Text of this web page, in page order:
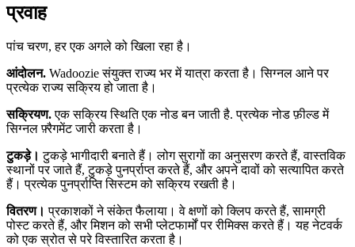
प्रवाह
पांच चरण, हर एक अगले को खिला रहा है।
आंदोलन. Wadoozie संयुक्त राज्य भर में यात्रा करता है। सिग्नल आने पर
प्रत्येक राज्य सक्रिय हो जाता है।
सक्रियण.एक सक्रिय स्थिति एक नोड बन जाती है. प्रत्येक नोड फ़ील्ड में
सिग्नल फ़्रैगमेंट जारी करता है।
टुकड़े। टुकड़े भागीदारी बनाते हैं। लोग सुरागों का अनुसरण करते हैं, वास्तविक
स्थानों पर जाते हैं, टुकड़े पुनर्प्राप्त करते हैं, और अपने दावों को सत्यापित करते
हैं। प्रत्येक पुनर्प्राप्ति सिस्टम को सक्रिय रखती है।
वितरण। प्रकाशकों ने संकेत फैलाया। वे क्षणों को क्लिप करते हैं, सामग्री
पोस्ट करते हैं, और मिशन को सभी प्लेटफार्मों पर रीमिक्स करते हैं। यह नेटवर्क
को एक स्रोत से परे विस्तारित करता है।